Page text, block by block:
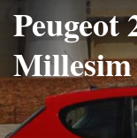
Peugeot
Millesim